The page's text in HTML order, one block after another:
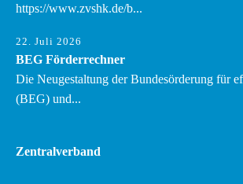
https://www.zvshk.de/b...
22. Juli 2026
BEG Förderrechner
Die Neugestaltung der Bundesörderung für
(BEG) und...
Zentralverband